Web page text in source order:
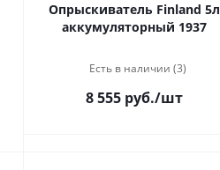
Опрыскиватель Finland 5л
аккумуляторный 1937
Есть в наличии (3)
8 555 руб./шт